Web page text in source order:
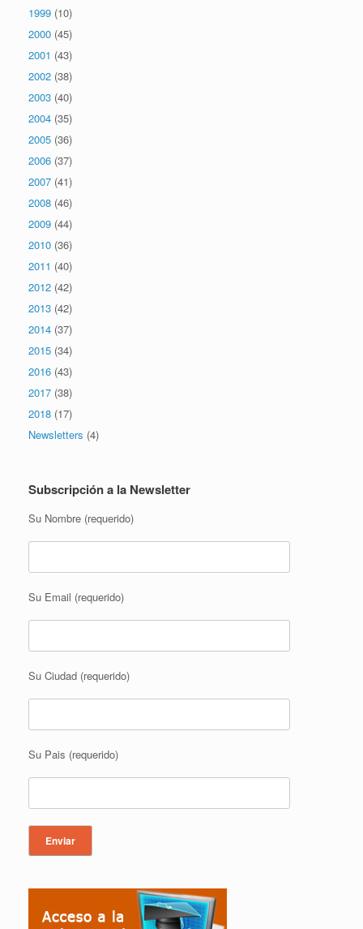
1999 (10)
2000 (45)
2001 (43)
2002 (38)
2003 (40)
2004 (35)
2005 (36)
2006 (37)
2007 (41)
2008 (46)
2009 (44)
2010 (36)
2011 (40)
2012 (42)
2013 (42)
2014 (37)
2015 (34)
2016 (43)
2017 (38)
2018 (17)
Newsletters (4)
Subscripción a la Newsletter
Su Nombre (requerido)
Su Email (requerido)
Su Ciudad (requerido)
Su Pais (requerido)